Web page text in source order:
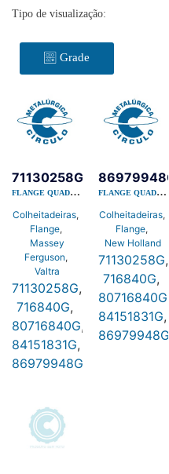
Tipo de visualização:
Grade
Colheitadeiras,
Flange,
Massey
Ferguson,
Valtra
FLANGE QUADRADA 04 FUROS GE-45MM FURO GRAXEIRA
71130258G
71130258G,
716840G,
80716840G,
84151831G,
86979948G
Colheitadeiras,
Flange,
New Holland
FLANGE QUADRADA 04 FUROS GE-45MM FURO GRAXEIRA
86979948G
71130258G,
716840G,
80716840G
84151831G,
86979948G